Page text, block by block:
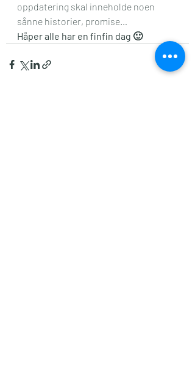
oppdatering skal inneholde noen
sånne historier, promise…
Håper alle har en finfin dag 🙂